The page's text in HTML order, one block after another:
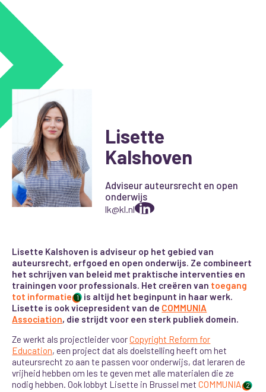
Lisette
Kalshoven
Adviseur auteursrecht en open
onderwijs
lk@kl.nl
Lisette Kalshoven is adviseur op het gebied van
auteursrecht, erfgoed en open onderwijs. Ze combineert
het schrijven van beleid met praktische interventies en
trainingen voor professionals. Het creëren van toegang
tot informatie 1 is altijd het beginpunt in haar werk.
Lisette is ook vicepresident van de COMMUNIA
Association, die strijdt voor een sterk publiek domein.
Ze werkt als projectleider voorCopyright Reform for
Education, een project dat als doelstelling heeft om het
auteursrecht zo aan te passen voor onderwijs, dat leraren de
vrijheid hebben om les te geven met alle materialen die ze
nodig hebben. Ook lobbyt Lisette in Brussel metCOMMUNIA 2